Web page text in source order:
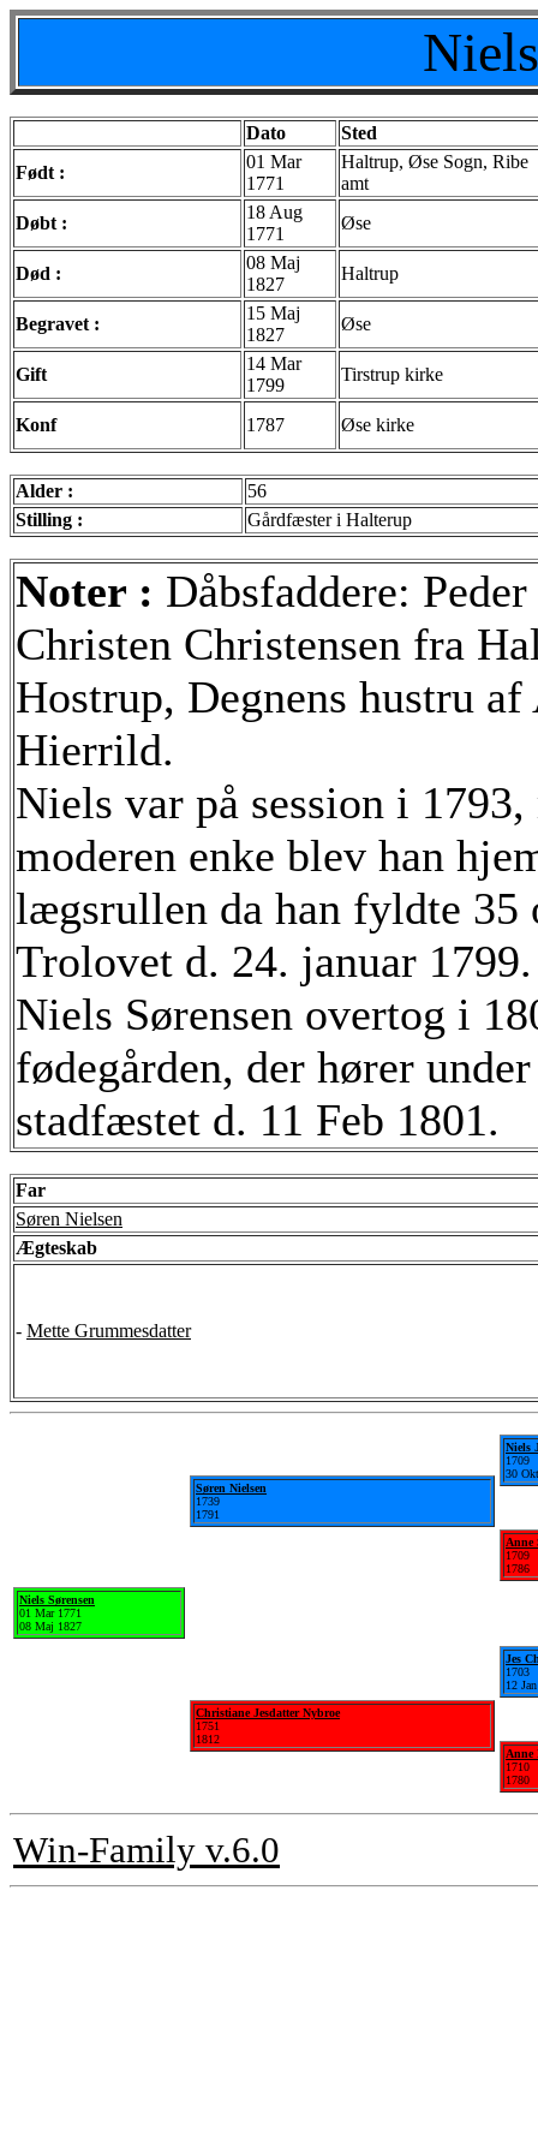
Dato
Sted
Født :
01 Mar
1771
Haltrup, Øse Sogn, Ribe
amt
Døbt :
18 Aug
1771
Øse
Død :
08 Maj
1827
Haltrup
Begravet :
15 Maj
1827
Øse
Gift
14 Mar
1799
Tirstrup kirke
Konf 1787 Øse kirke
Alder :
56
Stilling :
Gårdfæster i Halterup
Noter : Dåbsfaddere:
Christen Christensen fra
Hostrup, Degnens hustru
Hierrild.
Niels var på session i
moderen enke blev han
lægsrullen da han fyldte
Trolovet d. 24. januar 1799.
Niels Sørensen overtog i
fødegården, der hører
stadfæstet d. 11 Feb 1801.
Far
Søren Nielsen
Ægteskab
- Mette Grummesdatter
Niels Sørensen
01 Mar 1771
08 Maj 1827
Søren Nielsen
1739
1791
Christiane Jesdatter Nybroe
1751
1812
Niels
1709
30
Anne
1709
1786
Jes
1703
12
Anne
1710
1780
Win-Family v.6.0